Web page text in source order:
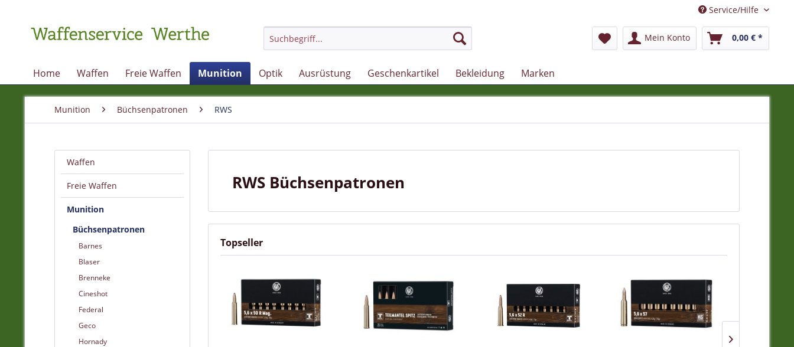
Service/Hilfe
Mein Konto 0,00 € *
Home Waffen Freie Waffen Munition Optik Ausrüstung Geschenkartikel Bekleidung Marken
Munition Büchsenpatronen RWS
Waffen
Freie Waffen
Munition
Büchsenpatronen
Barnes
Blaser
Brenneke
Cineshot
Federal
Geco
Hornady
RWS Büchsenpatronen
Topseller